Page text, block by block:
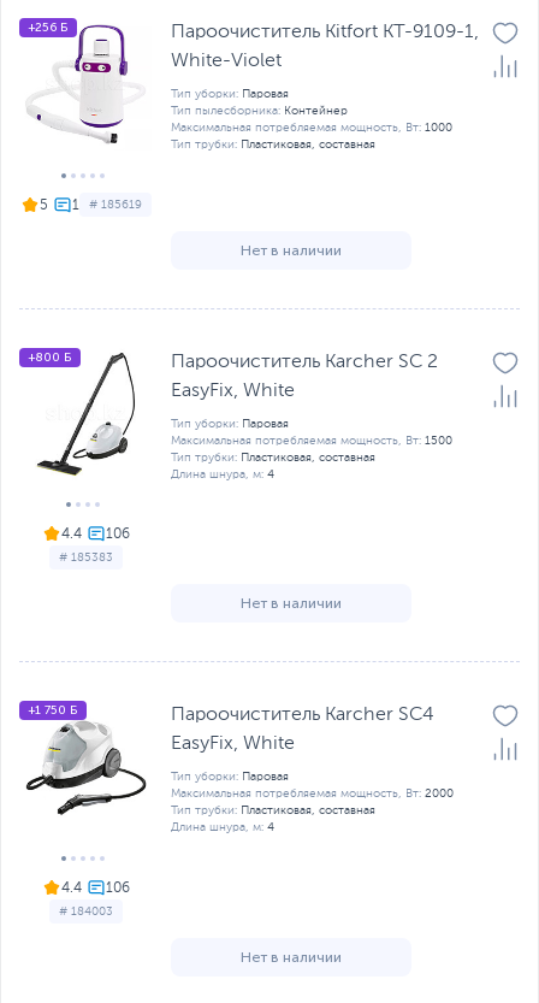
5 # 185619
+256 Б
Пароочиститель Kitfort KT-9109-1,
White-Violet
Тип уборки: Паровая
Тип пылесборника: Контейнер
Максимальная потребляемая мощность, Вт: 1000
Тип трубки: Пластиковая, составная
Нет в наличии
4.4
# 185383
+800 Б
Пароочиститель Karcher SC 2
EasyFix, White
Тип уборки: Паровая
Максимальная потребляемая мощность, Вт: 1500
Тип трубки: Пластиковая, составная
Длина шнура, м: 4
Нет в наличии
4.4
# 184003
+1 750 Б
Пароочиститель Karcher SC4
EasyFix, White
Тип уборки: Паровая
Максимальная потребляемая мощность, Вт: 2000
Тип трубки: Пластиковая, составная
Длина шнура, м: 4
Нет в наличии